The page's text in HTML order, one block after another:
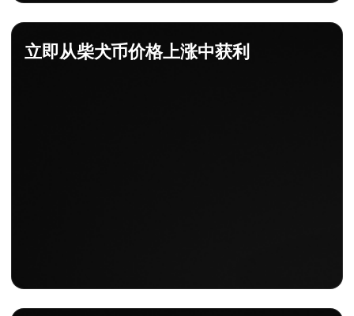
立即从柴犬币价格上涨中获利